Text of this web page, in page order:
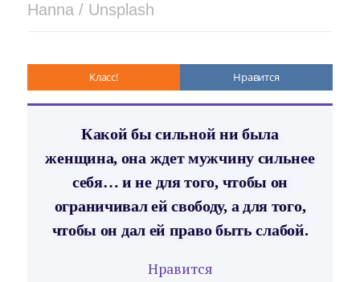
Hanna / Unsplash
Класс! Нравится
Какой бы сильной ни была
женщина, она ждет мужчину сильнее
себя… и не для того, чтобы он
ограничивал ей свободу, а для того,
чтобы он дал ей право быть слабой.
Нравится